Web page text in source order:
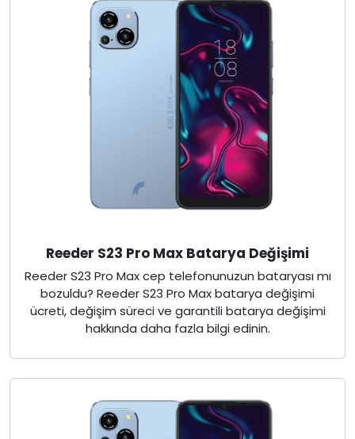
Reeder S23 Pro Max Batarya Değişimi
Reeder S23 Pro Max cep telefonunuzun bataryası mı
bozuldu? Reeder S23 Pro Max batarya değişimi
ücreti, değişim süreci ve garantili batarya değişimi
hakkında daha fazla bilgi edinin.